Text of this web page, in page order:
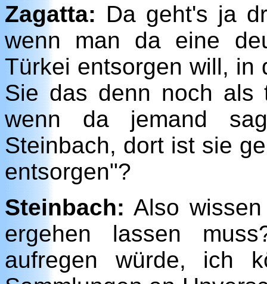
Zagatta: Da geht's ja
wenn man da eine
Türkei entsorgen will, in
Sie das denn noch als
wenn da jemand
Steinbach, dort ist sie
entsorgen"?
Steinbach: Also
ergehen lassen
aufregen würde, ich